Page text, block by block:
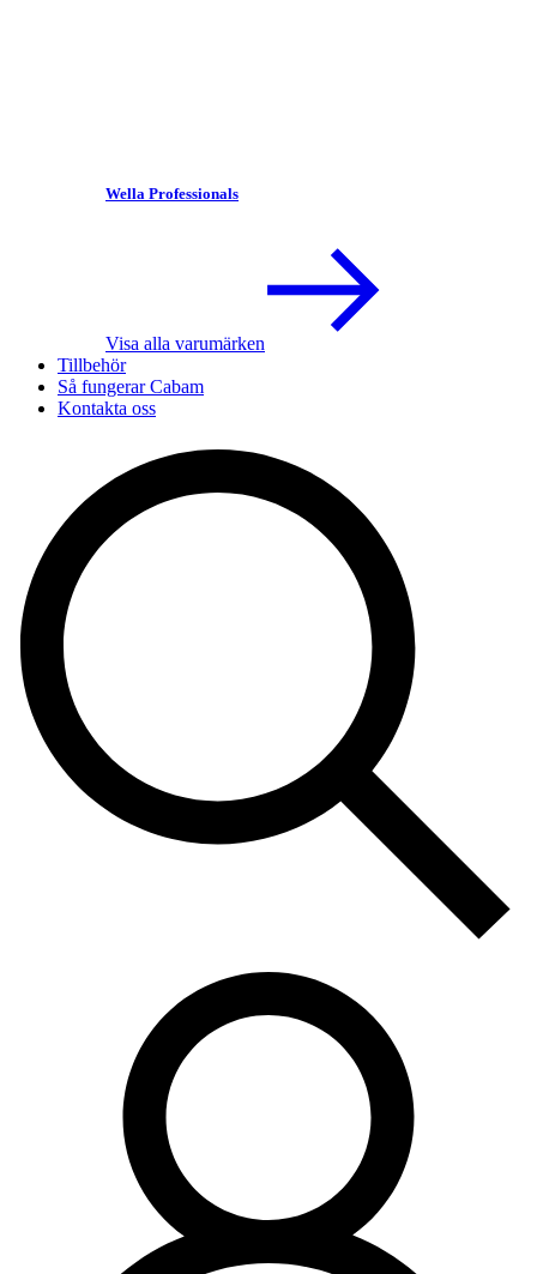
Wella Professionals
Visa alla varumärken
Tillbehör
Så fungerar Cabam
Kontakta oss